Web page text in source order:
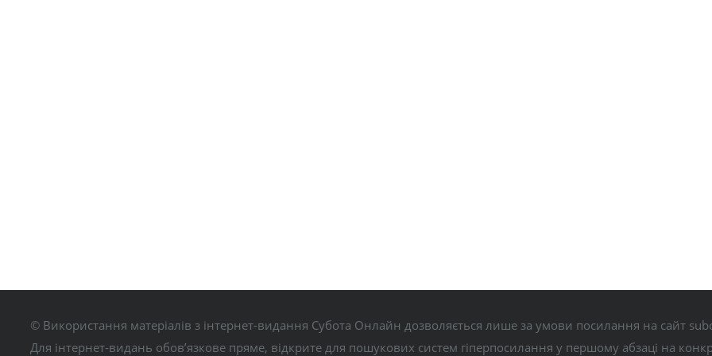
© Використання матеріалів з інтернет-видання Субота Онлайн дозволяється лише за умови посилання на сайт
Для інтернет-видань обов’язкове пряме, відкрите для пошукових систем гіперпосилання у першому абзаці на